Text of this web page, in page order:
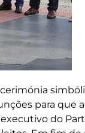
para que
do